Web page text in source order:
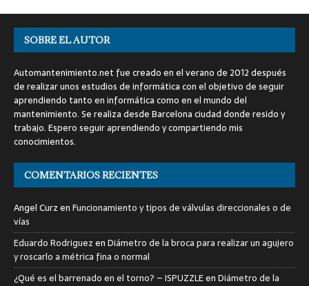
SOBRE EL AUTOR
Automantenimiento.net fue creado en el verano de 2012 después
de realizar unos estudios de informática con el objetivo de seguir
aprendiendo tanto en informática como en el mundo del
mantenimiento. Se realiza desde Barcelona ciudad donde resido y
trabajo. Espero seguir aprendiendo y compartiendo mis
conocimientos.
COMENTARIOS RECIENTES
Angel CurzenFuncionamiento y tipos de válvulas direccionales o de
vías
Eduardo RodriguezenDiámetro de la broca para realizar un agujero
y roscarlo a métrica fina o normal
¿Qué es el barrenado en el torno? – ISPUZZLEenDiámetro de la